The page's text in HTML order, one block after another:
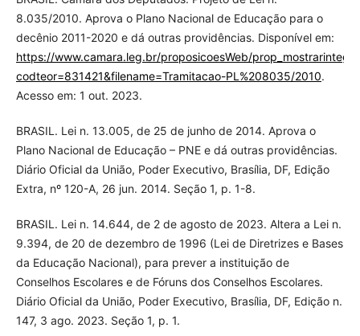
8.035/2010. Aprova o Plano Nacional de Educação para o
decênio 2011-2020 e dá outras providências. Disponível em:
https://www.camara.leg.br/proposicoesWeb/
codteor=831421&filename=Tramitacao-PL%208035/2010.
Acesso em: 1 out. 2023.
BRASIL. Lei n. 13.005, de 25 de junho de 2014. Aprova o
Plano Nacional de Educação – PNE e dá outras providências.
Diário Oficial da União, Poder Executivo, Brasília, DF, Edição
Extra, nº 120-A, 26 jun. 2014. Seção 1, p. 1-8.
BRASIL. Lei n. 14.644, de 2 de agosto de 2023. Altera a Lei n.
9.394, de 20 de dezembro de 1996 (Lei de Diretrizes e Bases
da Educação Nacional), para prever a instituição de
Conselhos Escolares e de Fóruns dos Conselhos Escolares.
Diário Oficial da União, Poder Executivo, Brasília, DF, Edição n.
147, 3 ago. 2023. Seção 1, p. 1.